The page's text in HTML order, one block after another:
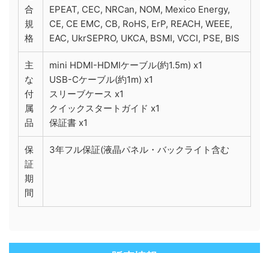
合
規
格
EPEAT, CEC, NRCan, NOM, Mexico Energy,
CE, CE EMC, CB, RoHS, ErP, REACH, WEEE,
EAC, UkrSEPRO, UKCA, BSMI, VCCI, PSE, BIS
主
な
付
属
品
mini HDMI-HDMIケーブル(約1.5m) x1
USB-Cケーブル(約1m) x1
スリーブケース x1
クイックスタートガイド x1
保証書 x1
保
証
期
間
3年フル保証(液晶パネル・バックライト含む